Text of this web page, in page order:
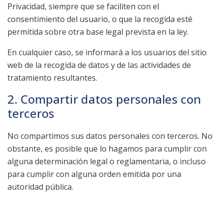
Privacidad, siempre que se faciliten con el
consentimiento del usuario, o que la recogida esté
permitida sobre otra base legal prevista en la ley.
En cualquier caso, se informará a los usuarios del sitio
web de la recogida de datos y de las actividades de
tratamiento resultantes.
2. Compartir datos personales con
terceros
No compartimos sus datos personales con terceros. No
obstante, es posible que lo hagamos para cumplir con
alguna determinación legal o reglamentaria, o incluso
para cumplir con alguna orden emitida por una
autoridad pública.